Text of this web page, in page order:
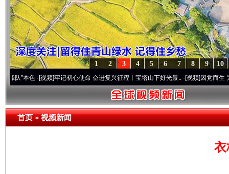
10
9
8
7
6
5
4
3
2
1
·[视频]牢记初心使命 奋进复兴征程丨宝塔山下好光景..·[视频]因党而生 为党而战
首页»视频新闻
衣